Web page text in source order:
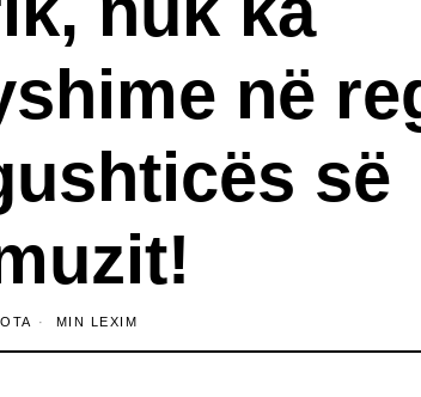
në
së
MIN LEXIM